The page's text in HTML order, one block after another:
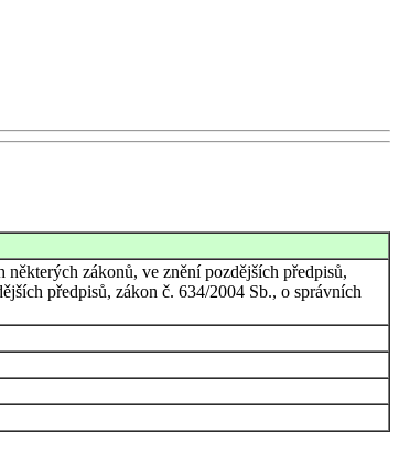
zákonů, ve znění pozdějších předpisů,
předpisů, zákon č. 634/2004 Sb., o správních